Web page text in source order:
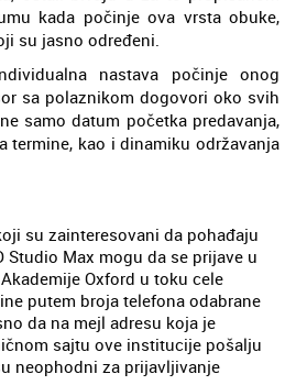
kada počinje ova vrsta obuke,
su jasno određeni.
nastava počinje onog
sa polaznikom dogovori oko svih
samo datum početka predavanja,
termine, kao i dinamiku održavanja
su zainteresovani da pohađaju
Studio Max mogu da se prijave u
Oxford u toku cele
putem broja telefona odabrane
da na mejl adresu koja je
sajtu ove institucije pošalju
neophodni za prijavljivanje